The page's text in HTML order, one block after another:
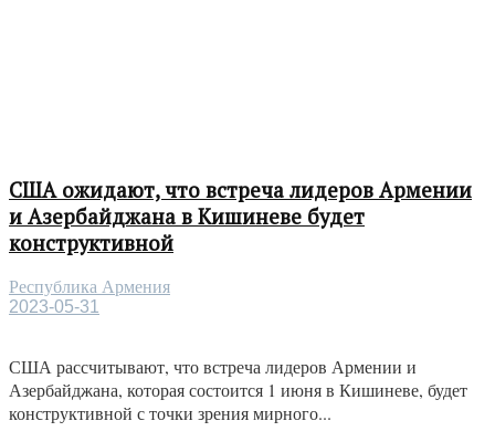
США ожидают, что встреча лидеров Армении
и Азербайджана в Кишиневе будет
конструктивной
Республика Армения
2023-05-31
США рассчитывают, что встреча лидеров Армении и
Азербайджана, которая состоится 1 июня в Кишиневе, будет
конструктивной с точки зрения мирного...